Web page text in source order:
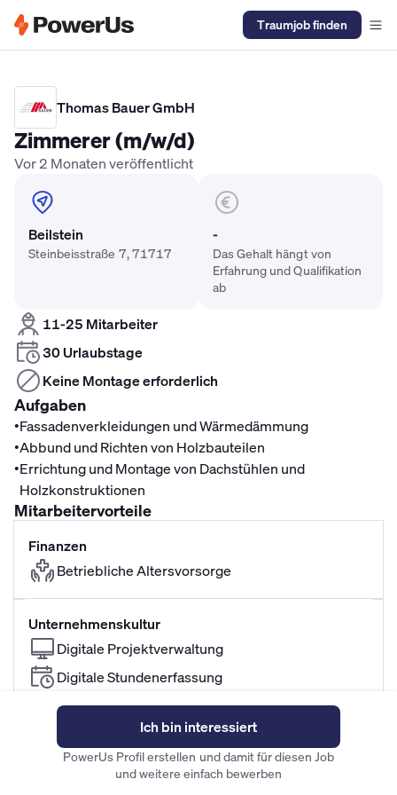
Traumjob finden
Thomas Bauer GmbH
Zimmerer (m/w/d)
Vor 2 Monaten veröffentlicht
Beilstein
Steinbeisstraße 7, 71717
-
Das Gehalt hängt von
Erfahrung und Qualifikation
ab
11-25 Mitarbeiter
30 Urlaubstage
Keine Montage erforderlich
Aufgaben
•Fassadenverkleidungen und Wärmedämmung
•Abbund und Richten von Holzbauteilen
•Errichtung und Montage von Dachstühlen und
Holzkonstruktionen
Mitarbeitervorteile
Finanzen
Betriebliche Altersvorsorge
Unternehmenskultur
Digitale Projektverwaltung
Digitale Stundenerfassung
Berufseinsteiger willkommen
Familiäre Atmosphäre im Team
Gute Aufstiegsmöglichkeiten
Ich bin interessiert
PowerUs Profil erstellen und damit für diesen Job
und weitere einfach bewerben